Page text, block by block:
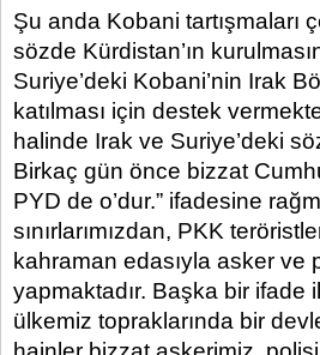
Şu anda Kobani
sözde Kürdistan’ın
Suriye’deki Kobani’nin Irak
katılması için destek
halinde Irak ve Suriye’deki
Birkaç gün önce bizzat
PYD de o’dur.” ifadesine
sınırlarımızdan, PKK
kahraman edasıyla asker ve
yapmaktadır. Başka bir ifade
ülkemiz topraklarında bir